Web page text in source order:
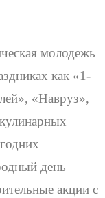
молодежь
как «1-
«Навруз»,
день
акции с